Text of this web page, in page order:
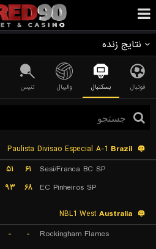
نتایج زنده
فوتبال بسکتبال والیبال تنیس
Brazil
Sesi/Franca BC SP
۶۱ ۵۱
EC Pinheiros SP
۶۸ ۹۳
Australia
NBL1 West
Rockingham Flames
-
-